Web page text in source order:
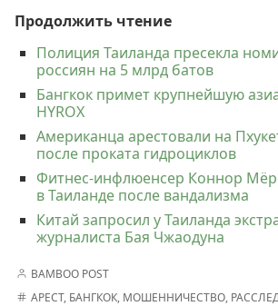
Продолжить чтение
Полиция Таиланда пресекла
россиян на 5 млрд батов
Бангкок примет крупнейшую
HYROX
Американца арестовали на
после проката гидроциклов
Фитнес-инфлюенсер Коннор
в Таиланде после вандализма
Китай запросил у Таиланда
журналиста Бая Чжаодуна
BAMBOO POST
АРЕСТ, БАНГКОК, МОШЕННИЧЕСТВО,